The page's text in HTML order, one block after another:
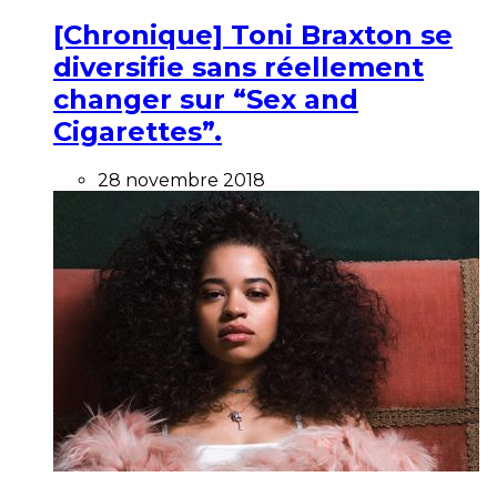
[Chronique] Toni Braxton se
diversifie sans réellement
changer sur “Sex and
Cigarettes”.
28 novembre 2018